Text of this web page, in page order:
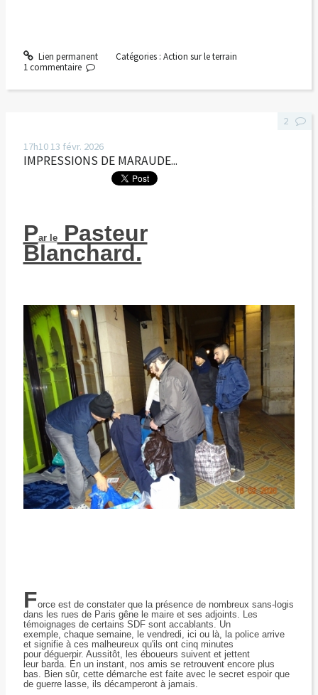
Lien permanent Catégories : Action sur le terrain
1 commentaire
17h1013 févr. 2026
IMPRESSIONS DE MARAUDE...
Par lePasteur
Blanchard.
Force est de constater que la présence de nombreux sans-logis
dans les rues de Paris gêne le maire et ses adjoints. Les
témoignages de certains SDF sont accablants. Un
exemple, chaque semaine, le vendredi, ici ou là, la police arrive
et signifie à ces malheureux qu'ils ont cinq minutes
pour déguerpir. Aussitôt, les éboueurs suivent et jettent
leur barda. En un instant, nos amis se retrouvent encore plus
bas. Bien sûr, cette démarche est faite avec le secret espoir que
de guerre lasse, ils décamperont à jamais.
2